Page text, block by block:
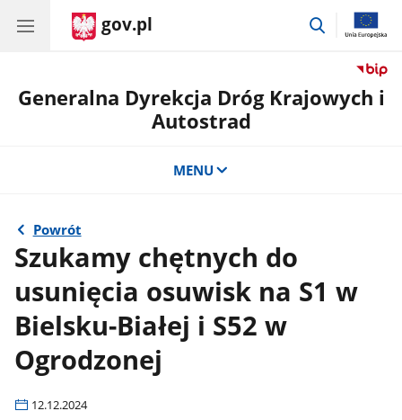
gov.pl
przejdź
Generalna Dyrekcja Dróg Krajowych i
Autostrad
MENU
Powrót
Szukamy chętnych do
usunięcia osuwisk na S1 w
Bielsku-Białej i S52 w
Ogrodzonej
12.12.2024